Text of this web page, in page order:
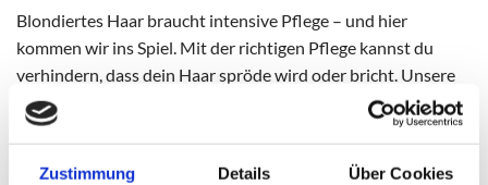
Zustimmung Details Über Cookies
Blondiertes Haar braucht intensive Pflege – und hier
kommen wir ins Spiel. Mit der richtigen Pflege kannst du
verhindern, dass dein Haar spröde wird oder bricht. Unsere
Top-Tipps:
1. Feuchtigkeit, Feuchtigkeit, Feuchtigkeit!